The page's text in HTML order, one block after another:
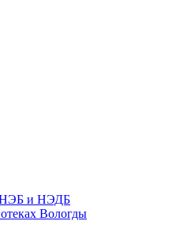
НЭБ и НЭДБ
Вологды